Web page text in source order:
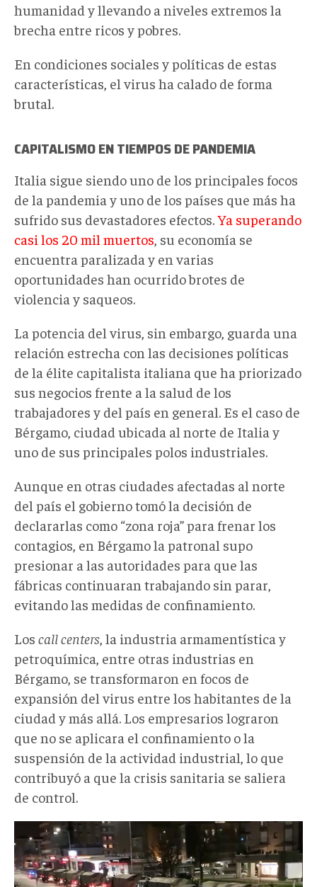
humanidad y llevando a niveles extremos la
brecha entre ricos y pobres.
En condiciones sociales y políticas de estas
características, el virus ha calado de forma
brutal.
CAPITALISMO EN TIEMPOS DE PANDEMIA
Italia sigue siendo uno de los principales focos
de la pandemia y uno de los países que más ha
sufrido sus devastadores efectos.Ya superando
casi los 20 mil muertos, su economía se
encuentra paralizada y en varias
oportunidades han ocurrido brotes de
violencia y saqueos.
La potencia del virus, sin embargo, guarda una
relación estrecha con las decisiones políticas
de la élite capitalista italiana que ha priorizado
sus negocios frente a la salud de los
trabajadores y del país en general. Es el caso de
Bérgamo, ciudad ubicada al norte de Italia y
uno de sus principales polos industriales.
Aunque en otras ciudades afectadas al norte
del país el gobierno tomó la decisión de
declararlas como “zona roja” para frenar los
contagios, en Bérgamo la patronal supo
presionar a las autoridades para que las
fábricas continuaran trabajando sin parar,
evitando las medidas de confinamiento.
Los call centers, la industria armamentística y
petroquímica, entre otras industrias en
Bérgamo, se transformaron en focos de
expansión del virus entre los habitantes de la
ciudad y más allá. Los empresarios lograron
que no se aplicara el confinamiento o la
suspensión de la actividad industrial, lo que
contribuyó a que la crisis sanitaria se saliera
de control.